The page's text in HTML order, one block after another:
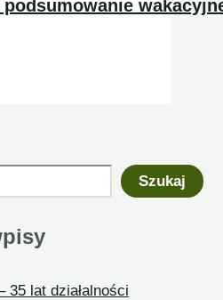
Szukaj
35 lat działalności